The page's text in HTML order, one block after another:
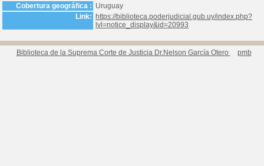
Cobertura geográfica : Uruguay
Link:
https://biblioteca.poderjudicial.gub.uy/index.php?
lvl=notice_display&id=20993
Biblioteca de la Suprema Corte de Justicia Dr.Nelson García Otero pmb